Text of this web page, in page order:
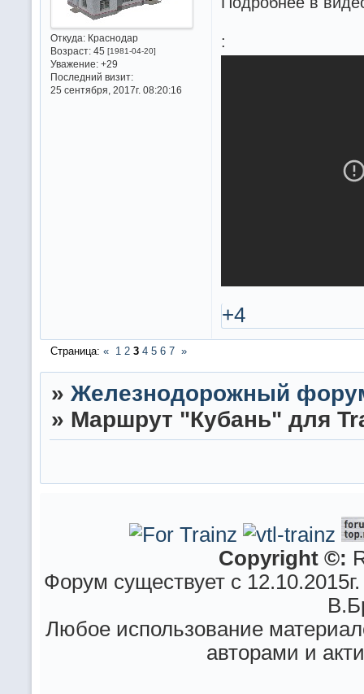
Откуда:Краснодар
Возраст:45 [1981-04-20]
Уважение: +29
Последний визит:
25 сентября, 2017г. 08:20:16
:
+4
Страница: « 1 2 3 4 5 6 7 »
» Железнодорожный
» Маршрут "Кубань" для
Copyright ©:
Форум существует с
Любое использование
авторами и